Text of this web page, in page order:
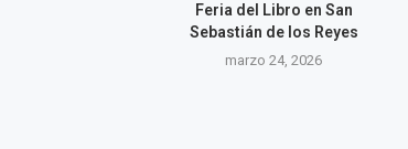
Feria del Libro en San
Sebastián de los Reyes
marzo 24, 2026